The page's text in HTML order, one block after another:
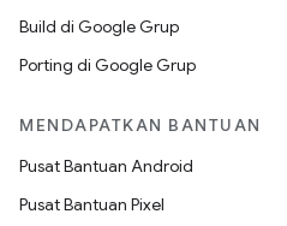
Build di Google Grup
Porting di Google Grup
MENDAPATKAN BANTUAN
Pusat Bantuan Android
Pusat Bantuan Pixel